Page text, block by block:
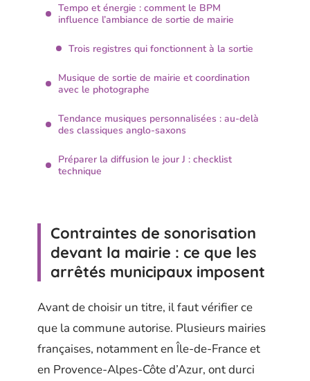
Tempo et énergie : comment le BPM
influence l’ambiance de sortie de mairie
Trois registres qui fonctionnent à la sortie
Musique de sortie de mairie et coordination
avec le photographe
Tendance musiques personnalisées : au-delà
des classiques anglo-saxons
Préparer la diffusion le jour J : checklist
technique
Contraintes de sonorisation
devant la mairie : ce que les
arrêtés municipaux imposent
Avant de choisir un titre, il faut vérifier ce
que la commune autorise. Plusieurs mairies
françaises, notamment en Île-de-France et
en Provence-Alpes-Côte d’Azur, ont durci